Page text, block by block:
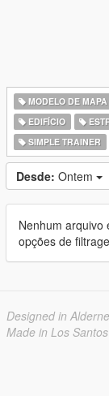
MODELO DE MAPA
EDIFÍCIO
SIMPLE TRAINER
Desde: Ontem
Nenhum arquivo
opções de
Designed in
Made in Los Santos